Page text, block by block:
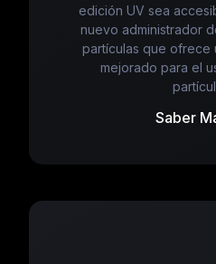
edición UV sea
nuevo administrador
partículas que ofrece
mejorado para el
Saber